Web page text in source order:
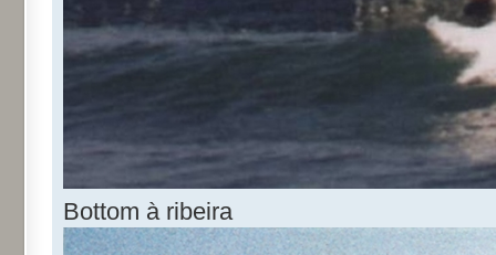
Bottom à ribeira